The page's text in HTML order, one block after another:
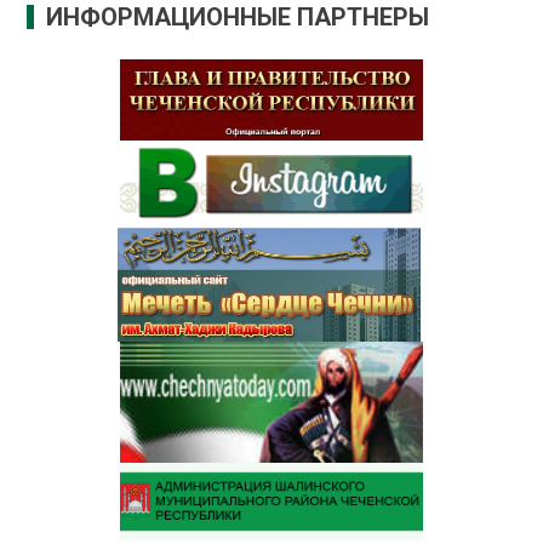
ИНФОРМАЦИОННЫЕ ПАРТНЕРЫ